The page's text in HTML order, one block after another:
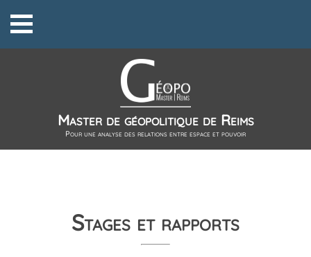
Master de géopolitique de Reims
Pour une analyse des relations entre espace et pouvoir
Stages et rapports